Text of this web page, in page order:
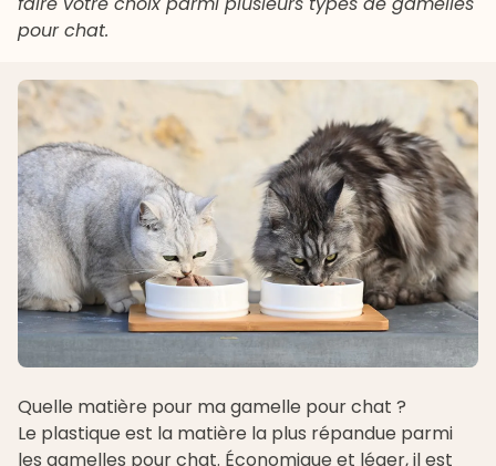
pour chat.
Quelle matière pour ma gamelle pour chat ?
Le plastique est la matière la plus répandue parmi
les gamelles pour chat. Économique et léger, il est